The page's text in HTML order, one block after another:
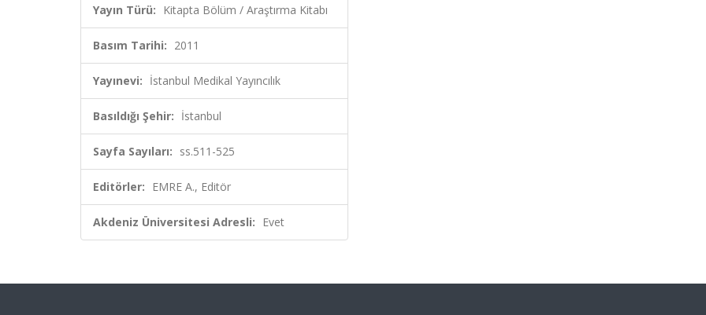
Yayın Türü: Kitapta Bölüm / Araştırma Kitabı
Basım Tarihi: 2011
Yayınevi: İstanbul Medikal Yayıncılık
Basıldığı Şehir: İstanbul
Sayfa Sayıları: ss.511-525
Editörler: EMRE A., Editör
Akdeniz Üniversitesi Adresli: Evet